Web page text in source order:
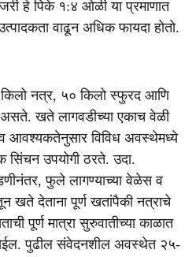
हे पिके १:४ ओळी या प्रमाणात
वाढून अधिक फायदा होतो.
किलो नत्र, ५० किलो स्फुरद आणि
खते लागवडीच्या एकाच वेळी
व आवश्यकतेनुसार विविध अवस्थेमध्ये
सिंचन उपयोगी ठरते. उदा.
फुले लागण्याच्या वेळेस व
खते देताना पूर्ण खतांपैकी नत्राचे
पूर्ण मात्रा सुरुवातीच्या काळात
पुढील संवेदनशील अवस्थेत २५-